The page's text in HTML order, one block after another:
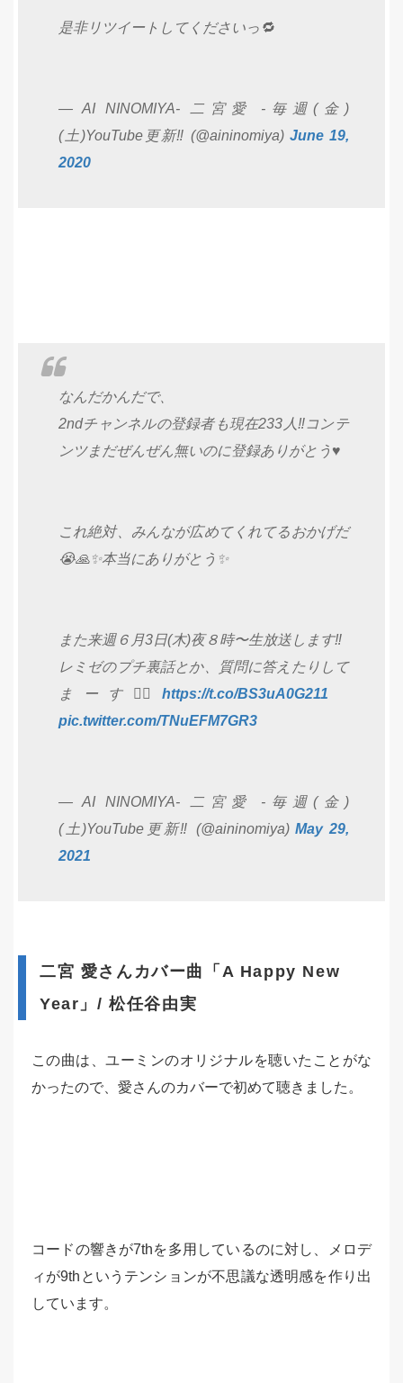
是非リツイートしてくださいっ🔁
— AI NINOMIYA- 二宮愛 -毎週(金)
(土)YouTube更新‼️ (@aininomiya)June 19,
2020
なんだかんだで、
2ndチャンネルの登録者も現在233人‼️コンテ
ンツまだぜんぜん無いのに登録ありがとう♥️
これ絶対、みんなが広めてくれてるおかげだ
😭🙏✨本当にありがとう✨
また来週６月3日(木)夜８時〜生放送します‼️
レミゼのプチ裏話とか、質問に答えたりして
まーす🙋‍♀️ https://t.co/BS3uA0G211
pic.twitter.com/TNuEFM7GR3
— AI NINOMIYA- 二宮愛 -毎週(金)
(土)YouTube更新‼️ (@aininomiya)May 29,
2021
二宮 愛さんカバー曲「A Happy New
Year」/ 松任谷由実
この曲は、ユーミンのオリジナルを聴いたことがな
かったので、愛さんのカバーで初めて聴きました。
コードの響きが7thを多用しているのに対し、メロデ
ィが9thというテンションが不思議な透明感を作り出
しています。